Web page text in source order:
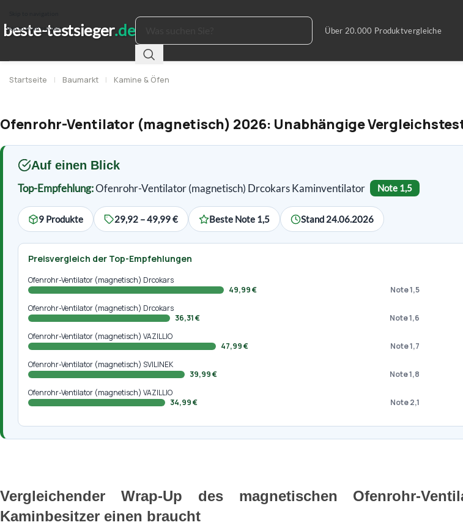
Skip to main content
Startseite | Baumarkt | Kamine & Öfen
Ofenrohr-Ventilator (magnetisch) 2026: Unabhängige
Auf einen Blick
Top-Empfehlung:Ofenrohr-Ventilator (magnetisch) Drcokars Kaminventilator Note 1,5
9 Produkte 29,92 – 49,99 € Beste Note 1,5 Stand 24.06.2026
Preisvergleich der Top-Empfehlungen
Ofenrohr-Ventilator (magnetisch) Drcokars
49,99 €
Note 1,5
Ofenrohr-Ventilator (magnetisch) Drcokars
36,31 €
Note 1,6
Ofenrohr-Ventilator (magnetisch) VAZILLIO
47,99 €
Note 1,7
Ofenrohr-Ventilator (magnetisch) SVILINEK
39,99 €
Note 1,8
Ofenrohr-Ventilator (magnetisch) VAZILLIO
34,99 €
Note 2,1
Vergleichender Wrap-Up des magnetischen Ofenrohr-
Kaminbesitzer einen braucht